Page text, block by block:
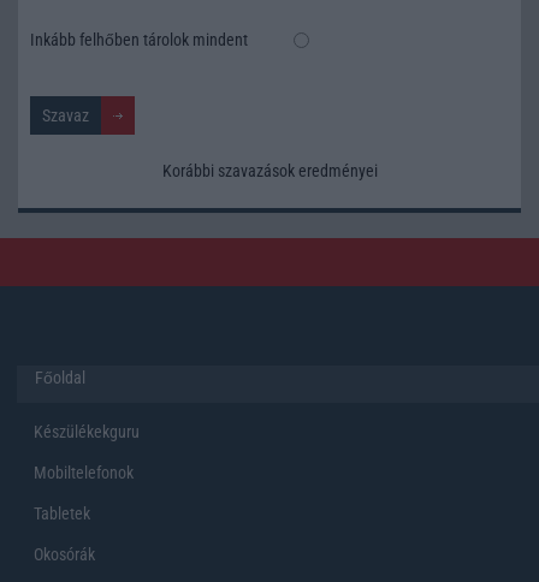
Inkább felhőben tárolok mindent
Korábbi szavazások eredményei
Főoldal
Készülékekguru
Mobiltelefonok
Tabletek
Okosórák